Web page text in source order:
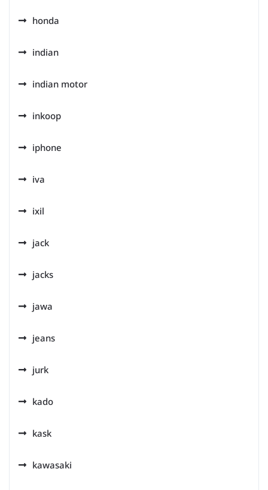
honda
indian
indian motor
inkoop
iphone
iva
ixil
jack
jacks
jawa
jeans
jurk
kado
kask
kawasaki